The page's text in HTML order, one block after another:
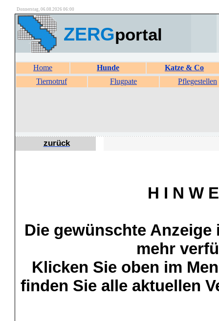
Donnerstag, 06.08.2026 06:00
ZERGportal
Home Hunde
Katze & Co
Tiernotruf
Flugpate Pflegestellen
zurück
H I N W
Die gewünschte
mehr
Klicken Sie oben im
finden Sie alle aktuellen